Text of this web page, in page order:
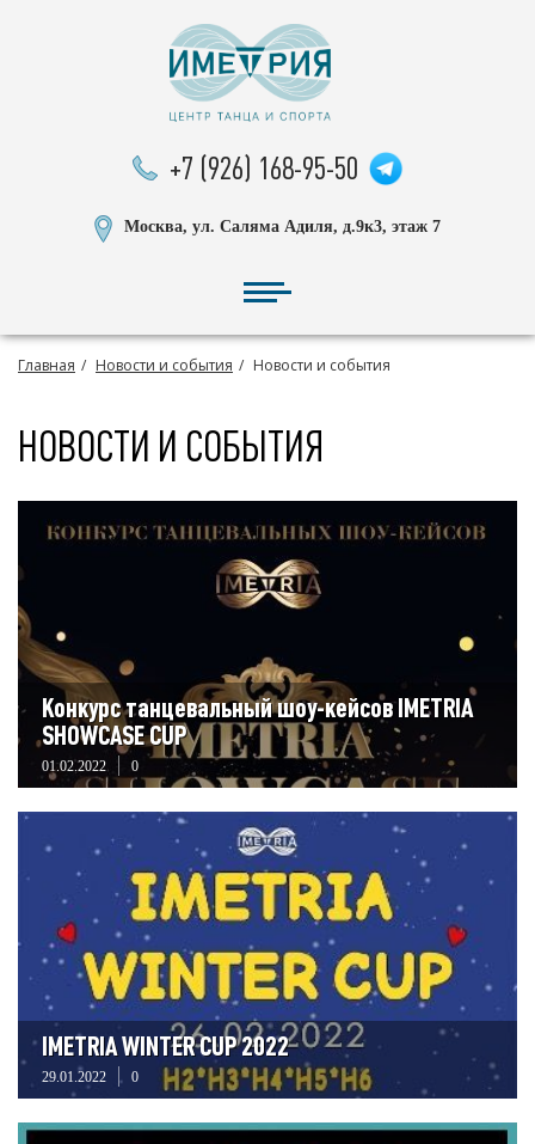
+7 (926) 168-95-50
Москва, ул. Саляма Адиля, д.9к3, этаж 7
Главная Новости и события Новости и события
НОВОСТИ И СОБЫТИЯ
Конкурс танцевальный шоу-кейсов IMETRIA
SHOWCASE CUP
01.02.2022 0
IMETRIA WINTER CUP 2022
29.01.2022 0